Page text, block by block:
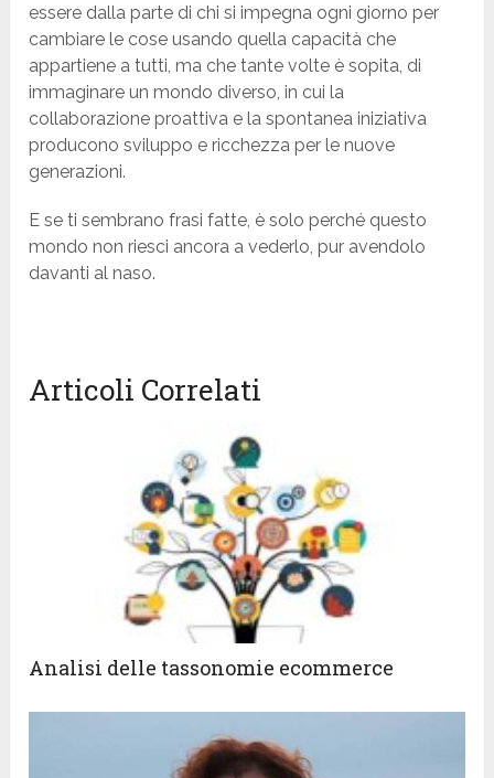
essere dalla parte di chi si impegna ogni giorno per
cambiare le cose usando quella capacità che
appartiene a tutti, ma che tante volte è sopita, di
immaginare un mondo diverso, in cui la
collaborazione proattiva e la spontanea iniziativa
producono sviluppo e ricchezza per le nuove
generazioni.
E se ti sembrano frasi fatte, è solo perché questo
mondo non riesci ancora a vederlo, pur avendolo
davanti al naso.
Articoli Correlati
Analisi delle tassonomie ecommerce